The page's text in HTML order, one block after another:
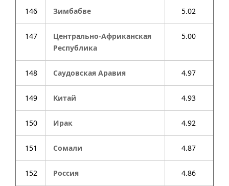
146 Зимбабве 5.02
147
Центрально-Африканская
Республика
5.00
148 Саудовская Аравия 4.97
149 Китай 4.93
150 Ирак 4.92
151 Сомали 4.87
152 Россия 4.86